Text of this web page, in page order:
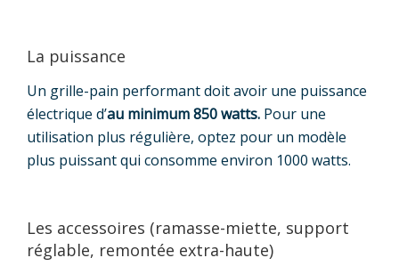
La puissance
Un grille-pain performant doit avoir une puissance
électrique d’au minimum 850 watts. Pour une
utilisation plus régulière, optez pour un modèle
plus puissant qui consomme environ 1000 watts.
Les accessoires (ramasse-miette, support
réglable, remontée extra-haute)